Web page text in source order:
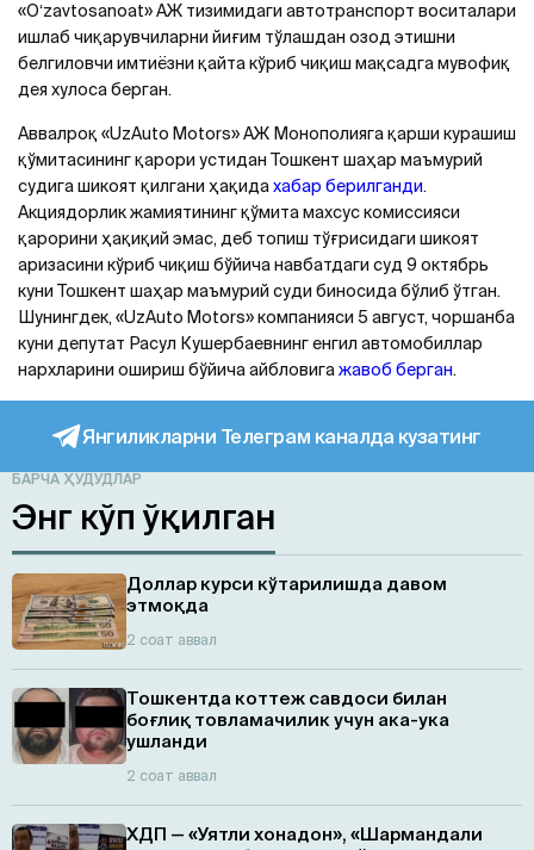
«Oʻzavtosanoat» АЖ тизимидаги автотранспорт воситалари
ишлаб чиқарувчиларни йиғим тўлашдан озод этишни
белгиловчи имтиёзни қайта кўриб чиқиш мақсадга мувофиқ
дея хулоса берган.
Аввалроқ «UzAuto Motors» АЖ Монополияга қарши курашиш
қўмитасининг қарори устидан Тошкент шаҳар маъмурий
судига шикоят қилгани ҳақидахабар берилганди.
Акциядорлик жамиятининг қўмита махсус комиссияси
қарорини ҳақиқий эмас, деб топиш тўғрисидаги шикоят
аризасини кўриб чиқиш бўйича навбатдаги суд 9 октябрь
куни Тошкент шаҳар маъмурий суди биносида бўлиб ўтган.
Шунингдек, «UzAuto Motors» компанияси 5 август, чоршанба
куни депутат Расул Кушербаевнинг енгил автомобиллар
нархларини ошириш бўйича айбловигажавоб берган.
Янгиликларни Телеграм каналда кузатинг
БАРЧА ҲУДУДЛАР
Энг кўп ўқилган
Доллар курси кўтарилишда давом
этмоқда
2 соат аввал
Тошкентда коттеж савдоси билан
боғлиқ товламачилик учун ака-ука
ушланди
2 соат аввал
ХДП — «Уятли хонадон», «Шармандали